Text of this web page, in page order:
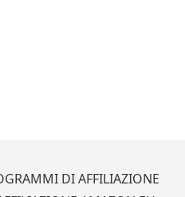
DI AFFILIAZIONE